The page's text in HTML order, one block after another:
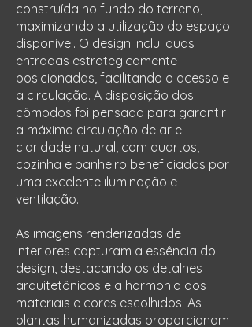
construída no fundo do terreno,
maximizando a utilização do espaço
disponível. O design inclui duas
entradas estrategicamente
posicionadas, facilitando o acesso e
a circulação. A disposição dos
cômodos foi pensada para garantir
a máxima circulação de ar e
claridade natural, com quartos,
cozinha e banheiro beneficiados por
uma excelente iluminação e
ventilação.
As imagens renderizadas de
interiores capturam a essência do
design, destacando os detalhes
arquitetônicos e a harmonia dos
materiais e cores escolhidos. As
plantas humanizadas proporcionam